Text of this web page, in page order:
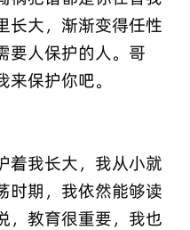
长大，渐渐变得任性
要人保护的人。哥
保护你吧。
着我长大，我从小就
时期，我依然能够读
，教育很重要，我也